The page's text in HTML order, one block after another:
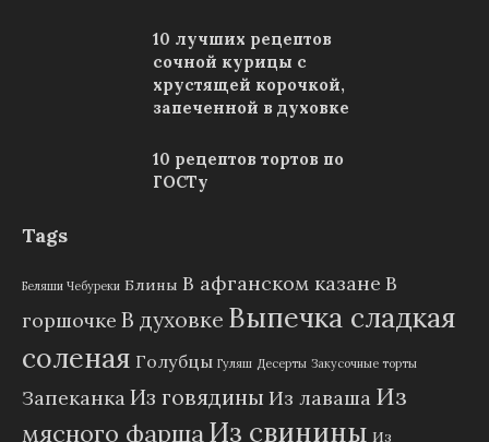
10 лучших рецептов
сочной курицы с
хрустящей корочкой,
запеченной в духовке
10 рецептов тортов по
ГОСТу
Tags
Беляши Чебуреки Блины В афганском казане В
горшочке В духовке Выпечка сладкая
соленая Голубцы Гуляш Десерты Закусочные торты
ЗапеканкаИз говядины Из лаваша Из
мясного фаршаИз свинины Из